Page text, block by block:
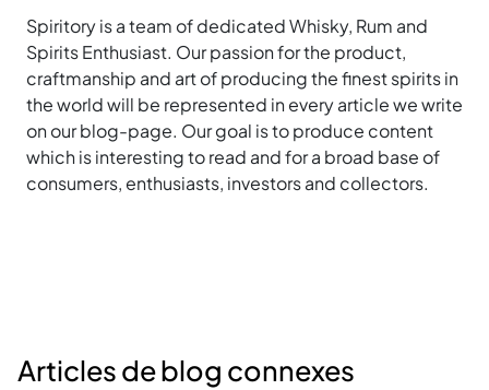
Spiritory is a team of dedicated Whisky, Rum and
Spirits Enthusiast. Our passion for the product,
craftmanship and art of producing the finest spirits in
the world will be represented in every article we write
on our blog-page. Our goal is to produce content
which is interesting to read and for a broad base of
consumers, enthusiasts, investors and collectors.
Articles de blog connexes